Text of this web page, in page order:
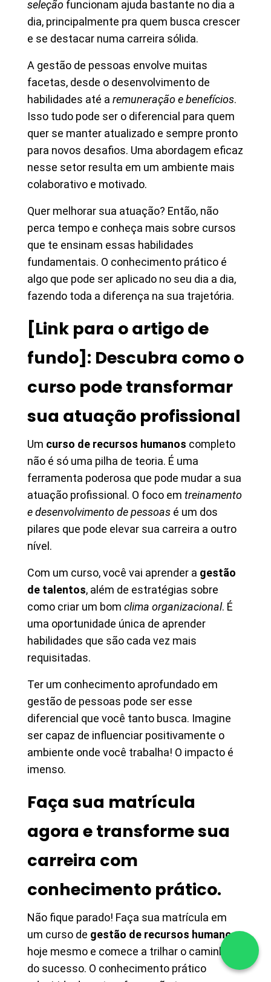
seleção funcionam ajuda bastante no dia a
dia, principalmente pra quem busca crescer
e se destacar numa carreira sólida.
A gestão de pessoas envolve muitas
facetas, desde o desenvolvimento de
habilidades até a remuneração e benefícios.
Isso tudo pode ser o diferencial para quem
quer se manter atualizado e sempre pronto
para novos desafios. Uma abordagem eficaz
nesse setor resulta em um ambiente mais
colaborativo e motivado.
Quer melhorar sua atuação? Então, não
perca tempo e conheça mais sobre cursos
que te ensinam essas habilidades
fundamentais. O conhecimento prático é
algo que pode ser aplicado no seu dia a dia,
fazendo toda a diferença na sua trajetória.
[Link para o artigo de
fundo]: Descubra como o
curso pode transformar
sua atuação profissional
Um curso de recursos humanos completo
não é só uma pilha de teoria. É uma
ferramenta poderosa que pode mudar a sua
atuação profissional. O foco em treinamento
e desenvolvimento de pessoas é um dos
pilares que pode elevar sua carreira a outro
nível.
Com um curso, você vai aprender a gestão
de talentos, além de estratégias sobre
como criar um bom clima organizacional. É
uma oportunidade única de aprender
habilidades que são cada vez mais
requisitadas.
Ter um conhecimento aprofundado em
gestão de pessoas pode ser esse
diferencial que você tanto busca. Imagine
ser capaz de influenciar positivamente o
ambiente onde você trabalha! O impacto é
imenso.
Faça sua matrícula
agora e transforme sua
carreira com
conhecimento prático.
Não fique parado! Faça sua matrícula em
um curso de gestão de recursos humanos
hoje mesmo e comece a trilhar o caminho
do sucesso. O conhecimento prático